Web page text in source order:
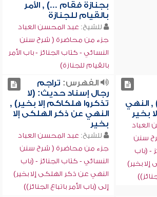
بجنازة فقام ...) , الأمر
بالقيام للجنازة
للشيخ: عبد المحسن العباد
جزء من محاضرة ( شرح سنن
النسائي - كتاب الجنائز - باب الأمر
بالقيام للجنازة)
, النهي
بخير
العباد
سنن
- (باب
بخير)
الفهرس: تراجم
رجال إسناد حديث: (لا
تذكروا هلكاكم إلا بخير) ,
النهي عن ذكر الهلكى إلا
بخير
للشيخ: عبد المحسن العباد
جزء من محاضرة ( شرح سنن
النسائي - كتاب الجنائز - (باب
النهي عن ذكر الهلكى إلا بخير)
إلى (باب الأمر باتباع الجنائز))